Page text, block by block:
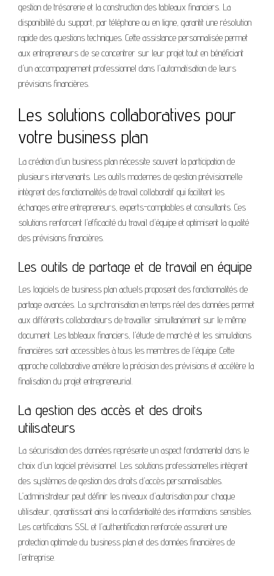
gestion de trésorerie et la construction des tableaux financiers. La
disponibilité du support, par téléphone ou en ligne, garantit une résolution
rapide des questions techniques. Cette assistance personnalisée permet
aux entrepreneurs de se concentrer sur leur projet tout en bénéficiant
d'un accompagnement professionnel dans l'automatisation de leurs
prévisions financières.
Les solutions collaboratives pour
votre business plan
La création d'un business plan nécessite souvent la participation de
plusieurs intervenants. Les outils modernes de gestion prévisionnelle
intègrent des fonctionnalités de travail collaboratif qui facilitent les
échanges entre entrepreneurs, experts-comptables et consultants. Ces
solutions renforcent l'efficacité du travail d'équipe et optimisent la qualité
des prévisions financières.
Les outils de partage et de travail en équipe
Les logiciels de business plan actuels proposent des fonctionnalités de
partage avancées. La synchronisation en temps réel des données permet
aux différents collaborateurs de travailler simultanément sur le même
document. Les tableaux financiers, l'étude de marché et les simulations
financières sont accessibles à tous les membres de l'équipe. Cette
approche collaborative améliore la précision des prévisions et accélère la
finalisation du projet entrepreneurial.
La gestion des accès et des droits
utilisateurs
La sécurisation des données représente un aspect fondamental dans le
choix d'un logiciel prévisionnel. Les solutions professionnelles intègrent
des systèmes de gestion des droits d'accès personnalisables.
L'administrateur peut définir les niveaux d'autorisation pour chaque
utilisateur, garantissant ainsi la confidentialité des informations sensibles.
Les certifications SSL et l'authentification renforcée assurent une
protection optimale du business plan et des données financières de
l'entreprise.